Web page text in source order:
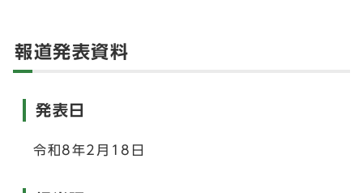
報道発表資料
発表日
令和8年2月18日